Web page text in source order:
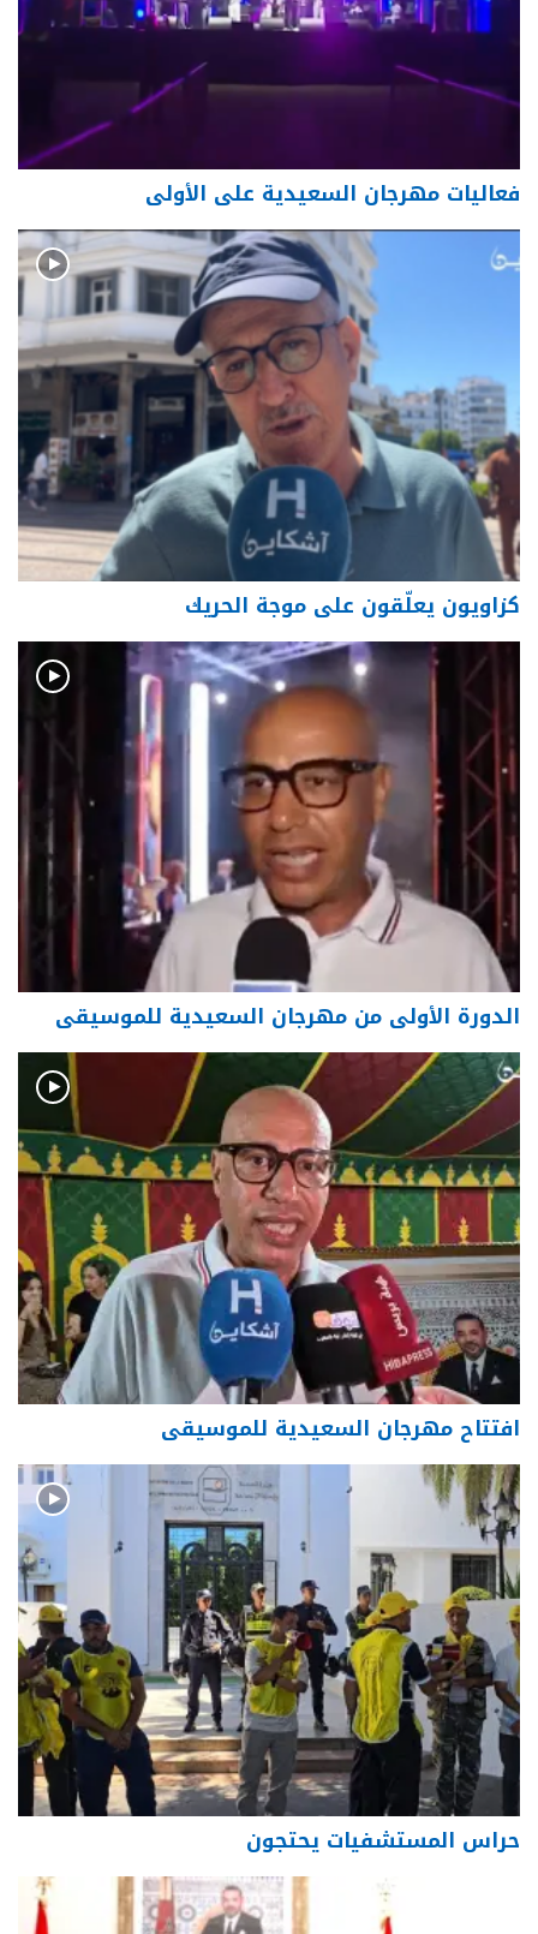
فعاليات مهرجان السعيدية على الأولى
كزاويون يعلّقون على موجة الحريك
الدورة الأولى من مهرجان السعيدية للموسيقى
افتتاح مهرجان السعيدية للموسيقى
حراس المستشفيات يحتجون